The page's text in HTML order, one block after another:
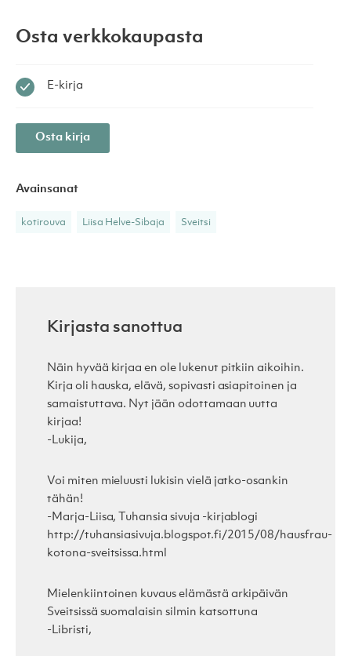
Osta verkkokaupasta
E-kirja
Osta kirja
Avainsanat
kotirouva Liisa Helve-Sibaja Sveitsi
Kirjasta sanottua
Näin hyvää kirjaa en ole lukenut pitkiin aikoihin.
Kirja oli hauska, elävä, sopivasti asiapitoinen ja
samaistuttava. Nyt jään odottamaan uutta
kirjaa!
-Lukija,
Voi miten mieluusti lukisin vielä jatko-osankin
tähän!
-Marja-Liisa, Tuhansia sivuja -kirjablogi
http://tuhansiasivuja.blogspot.fi/2015/08/hausfrau-
kotona-sveitsissa.html
Mielenkiintoinen kuvaus elämästä arkipäivän
Sveitsissä suomalaisin silmin katsottuna
-Libristi,